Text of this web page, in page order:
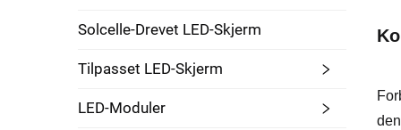
Solcelle-Drevet LED-Skjerm
Tilpasset LED-Skjerm
LED-Moduler